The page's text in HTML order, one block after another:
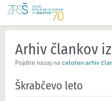
Arhiv člankov
Pojdite nazaj na celoten arhiv
Škrabčevo leto